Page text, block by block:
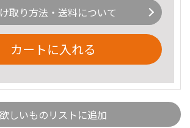
取り方法・送料について
カートに入れる
欲しいものリストに追加